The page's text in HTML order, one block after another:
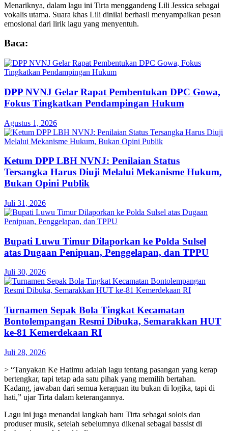
Menariknya, dalam lagu ini Tirta menggandeng Lili Jessica sebagai
vokalis utama. Suara khas Lili dinilai berhasil menyampaikan pesan
emosional dari lirik lagu yang menyentuh.
Baca:
DPP NVNJ Gelar Rapat Pembentukan DPC Gowa,
Fokus Tingkatkan Pendampingan Hukum
Agustus 1, 2026
Ketum DPP LBH NVNJ: Penilaian Status
Tersangka Harus Diuji Melalui Mekanisme Hukum,
Bukan Opini Publik
Juli 31, 2026
Bupati Luwu Timur Dilaporkan ke Polda Sulsel
atas Dugaan Penipuan, Penggelapan, dan TPPU
Juli 30, 2026
Turnamen Sepak Bola Tingkat Kecamatan
Bontolempangan Resmi Dibuka, Semarakkan HUT
ke-81 Kemerdekaan RI
Juli 28, 2026
> “Tanyakan Ke Hatimu adalah lagu tentang pasangan yang kerap
bertengkar, tapi tetap ada satu pihak yang memilih bertahan.
Kadang, jawaban dari semua keraguan itu bukan di logika, tapi di
hati,” ujar Tirta dalam keterangannya.
Lagu ini juga menandai langkah baru Tirta sebagai solois dan
produser musik, setelah sebelumnya dikenal sebagai bassist di